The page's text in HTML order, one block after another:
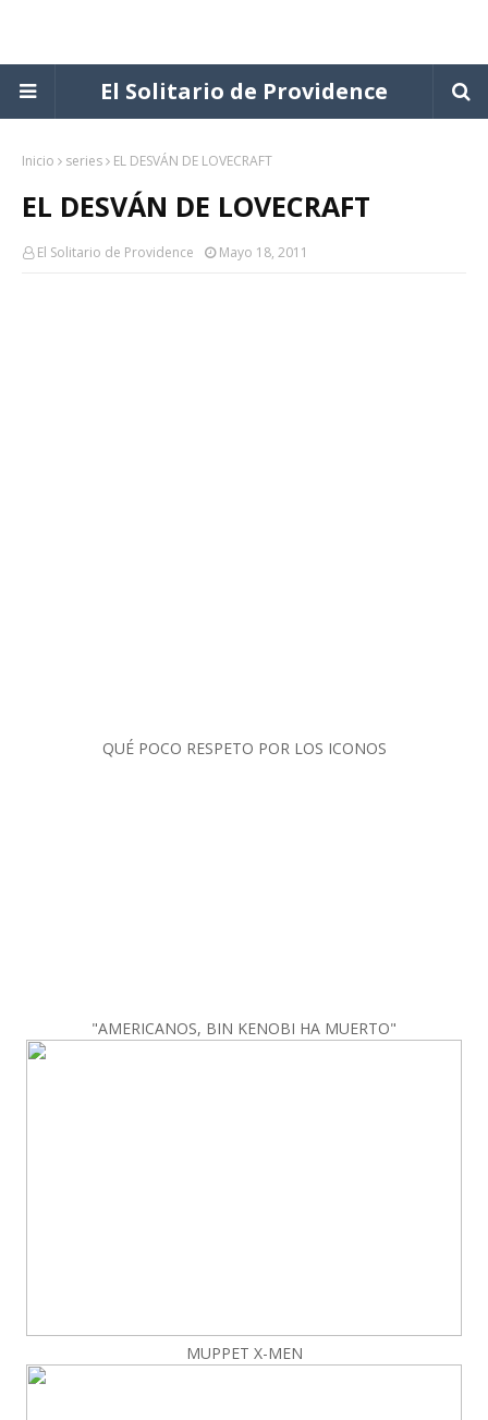
El Solitario de Providence
Inicio series EL DESVÁN DE LOVECRAFT
EL DESVÁN DE LOVECRAFT
El Solitario de Providence Mayo 18, 2011
QUÉ POCO RESPETO POR LOS ICONOS
"AMERICANOS, BIN KENOBI HA MUERTO"
MUPPET X-MEN